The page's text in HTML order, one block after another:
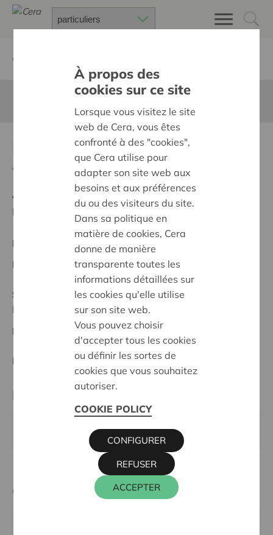
kesselt swingt
Ambition:
Des quartiers chaleureux et bienveillants
pour tous
Projet régional
Date de début:10/06/2025
Statut:
Maasland
Date de décision:10/06/2025
Décision: Approuvé
Partenaire
Kesselt actief, Sint Michielsstraat 56, 3620 LANAKEN
Cera contact
À propos des
cookies sur ce site
Lorsque vous visitez le site
web de Cera, vous êtes
confronté à des "cookies",
que Cera utilise pour
adapter son site web aux
besoins et aux préférences
du ou des visiteurs du site.
Dans sa politique en
matière de cookies, Cera
donne de manière
transparente toutes les
informations détaillées sur
les cookies qu'elle utilise
sur son site web.
Vous pouvez choisir
d'accepter tous les cookies
ou définir les sortes de
cookies que vous souhaitez
autoriser.
COOKIE POLICY
ACCEPTER
REFUSER
CONFIGURER